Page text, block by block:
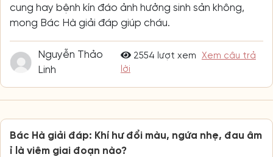
cung hay bệnh kín đáo ảnh hưởng sinh sản không,
mong Bác Hà giải đáp giúp cháu.
Nguyễn Thảo
Linh
2554 lượt xem
Xem câu trả
lời
Bác Hà giải đáp: Khí hư đổi màu, ngứa nhẹ, đau âm
ỉ là viêm giai đoạn nào?